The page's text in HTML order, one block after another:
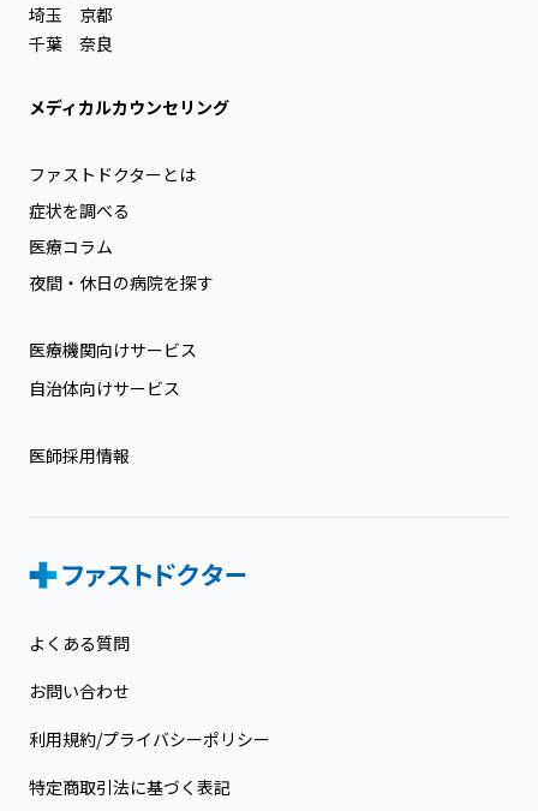
埼玉
千葉
京都
奈良
メディカルカウンセリング
ファストドクターとは
症状を調べる
医療コラム
夜間・休日の病院を探す
医療機関向けサービス
自治体向けサービス
医師採用情報
よくある質問
お問い合わせ
利用規約/プライバシーポリシー
特定商取引法に基づく表記